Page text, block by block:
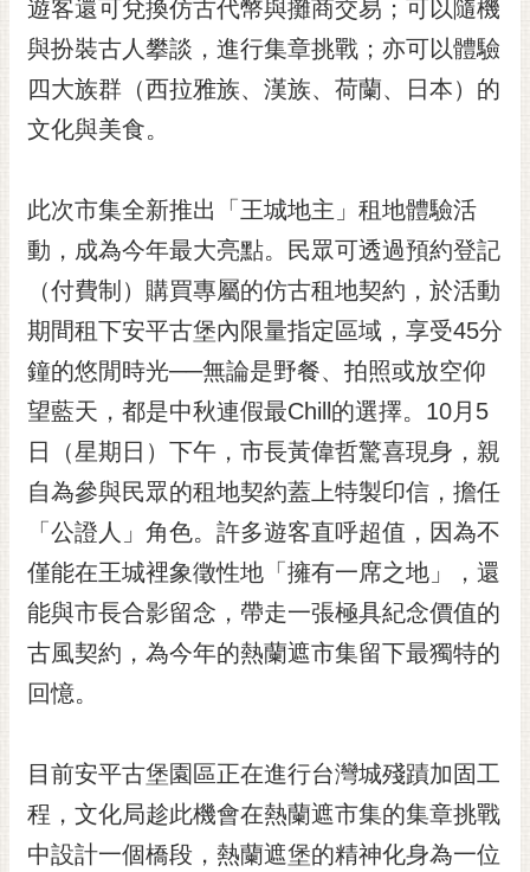
市
信
箱
日
本
隱
私
權
及
安
全
政
網
資
料
放
市
府
交
遊客還可兌換仿古代幣與攤商交易；可以隨機
與扮裝古人攀談，進行集章挑戰；亦可以體驗
四大族群（西拉雅族、漢族、荷蘭、日本）的
文化與美食。
此次市集全新推出「王城地主」租地體驗活
動，成為今年最大亮點。民眾可透過預約登記
（付費制）購買專屬的仿古租地契約，於活動
期間租下安平古堡內限量指定區域，享受45分
鐘的悠閒時光──無論是野餐、拍照或放空仰
望藍天，都是中秋連假最Chill的選擇。10月5
日（星期日）下午，市長黃偉哲驚喜現身，親
自為參與民眾的租地契約蓋上特製印信，擔任
「公證人」角色。許多遊客直呼超值，因為不
僅能在王城裡象徵性地「擁有一席之地」，還
能與市長合影留念，帶走一張極具紀念價值的
古風契約，為今年的熱蘭遮市集留下最獨特的
回憶。
目前安平古堡園區正在進行台灣城殘蹟加固工
程，文化局趁此機會在熱蘭遮市集的集章挑戰
中設計一個橋段，熱蘭遮堡的精神化身為一位